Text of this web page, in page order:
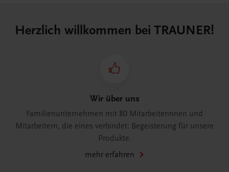
Herzlich willkommen bei TRAUNER!
Wir über uns
Familienunternehmen mit 80 Mitarbeiterinnen und
Mitarbeitern, die eines verbindet: Begeisterung für unsere
Produkte.
mehr erfahren